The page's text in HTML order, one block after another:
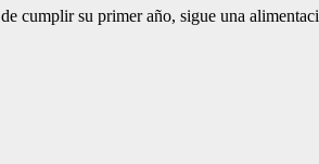
cumplir su primer año, sigue una